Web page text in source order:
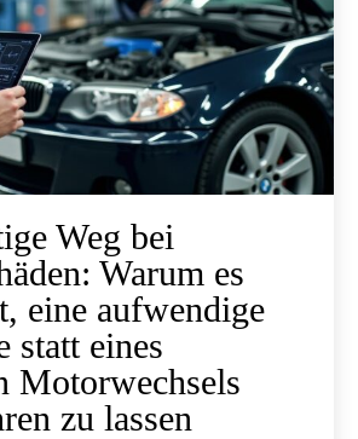
Weg bei
Warum es
eine aufwendige
statt eines
Motorwechsels
zu lassen